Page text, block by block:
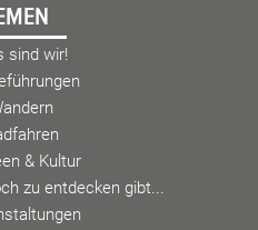
a
g
r
a
m
p
sind wir!
& Kultur
zu entdecken gibt...